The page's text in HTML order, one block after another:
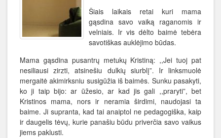
Šiais laikais retai kuri mama
gąsdina savo vaiką raganomis ir
velniais. Ir vis dėlto baimė tebėra
savotiškas auklėjimo būdas.
Mama gąsdina pusantrų metukų Kristiną: ,,Jei tuoj pat
nesiliausi zirzti, atsinešiu dulkių siurblį”. Ir linksmuolė
mergaitė akimirksniu susigūžia iš baimės. Sunku pasakyti,
ko ji taip bijo: ar ūžesio, ar kad jis gali ,,praryti”, bet
Kristinos mama, nors ir neramia širdimi, naudojasi ta
baime. Ji supranta, kad tai anaiptol ne pedagogiška, kaip
ir daugelis tėvų, kurie panašiu būdu priverčia savo vaikus
jiems paklusti.